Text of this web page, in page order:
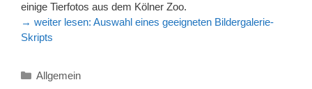
einige Tierfotos aus dem Kölner Zoo.
→ weiter lesen: Auswahl eines geeigneten Bildergalerie-
Skripts
Kategorien
Allgemein